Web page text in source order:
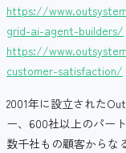
https://
grid-ai-agent-builders/
https://
customer-satisfaction/
2001年に設立された
ー、600社以上のパー
数千社もの顧客からな